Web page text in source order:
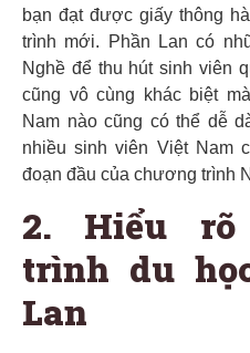
bạn đạt được giấy thông
trình mới. Phần Lan có
Nghề để thu hút sinh viên
cũng vô cùng khác biệt
Nam nào cũng có thể dễ
nhiều sinh viên Việt Nam
đoạn đầu của chương trình
2. Hiểu rõ
trình du
Lan